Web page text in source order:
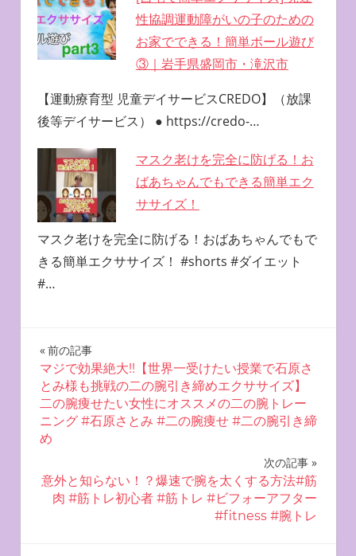
性協調運動障がいの子のための
お家でできる！簡単ボール遊び
③｜岩手県盛岡市・滝沢市
【運動療育型 児童デイサービスCREDO】（放課
後等デイサービス） ● https://credo-…
マスク老けを完全に防げる！お
ばあちゃんでもできる簡単エク
ササイズ！
マスク老けを完全に防げる！おばあちゃんでもで
きる簡単エクササイズ！ #shorts #ダイエット
#…
投
稿
ナ
ビ
ゲ
ー
前の記事
マジで効果絶大!!【世界一受けたい授業で石原さ
とみ様も挑戦の二の腕引き締めエクササイズ】
二の腕痩せたい女性にオススメの二の腕トレー
ニング #石原さとみ #二の腕痩せ #二の腕引き締
め
次の記事
意外と知らない！？爆速で腕を太くする方法#筋
肉 #筋トレ初心者 #筋トレ #ビフォーアフター
#fitness #腕トレ